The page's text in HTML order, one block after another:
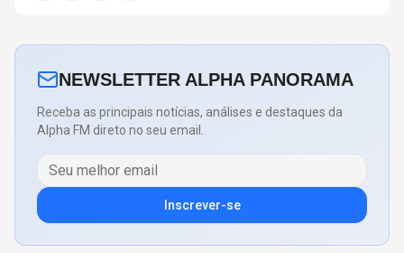
NEWSLETTER ALPHA PANORAMA
Receba as principais notícias, análises e destaques da
Alpha FM direto no seu email.
Inscrever-se